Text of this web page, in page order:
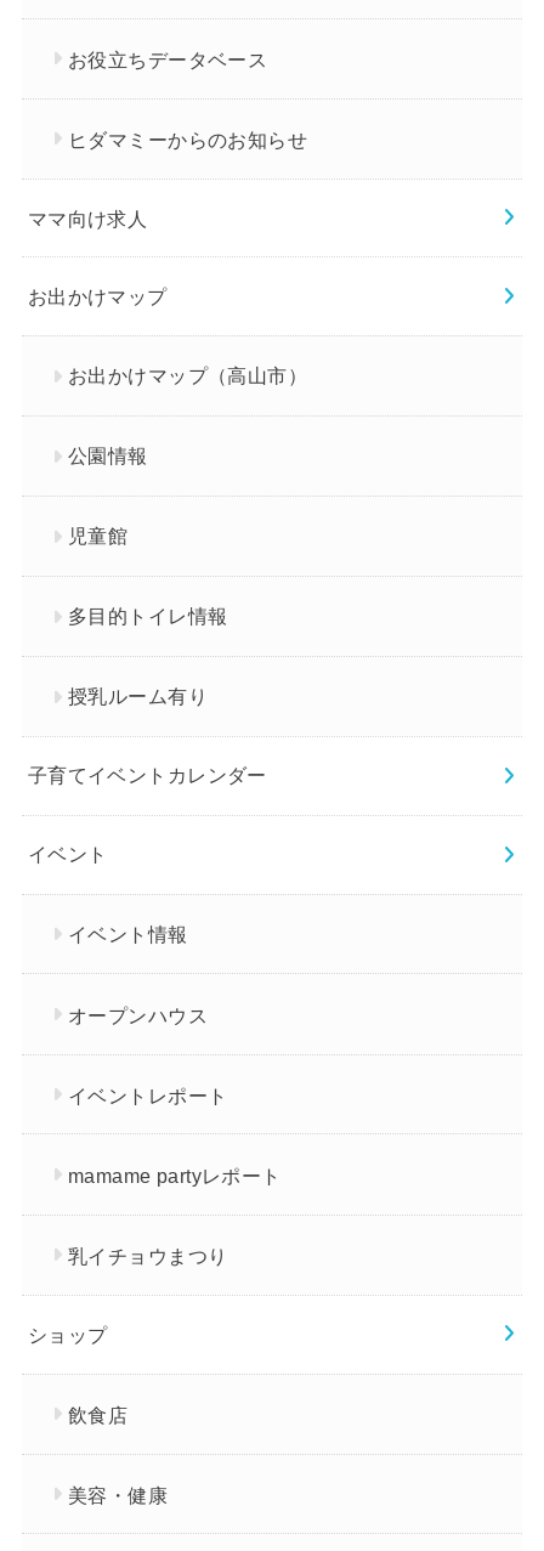
お役立ちデータベース
ヒダマミーからのお知らせ
ママ向け求人
お出かけマップ
お出かけマップ（高山市）
公園情報
児童館
多目的トイレ情報
授乳ルーム有り
子育てイベントカレンダー
イベント
イベント情報
オープンハウス
イベントレポート
mamame partyレポート
乳イチョウまつり
ショップ
飲食店
美容・健康